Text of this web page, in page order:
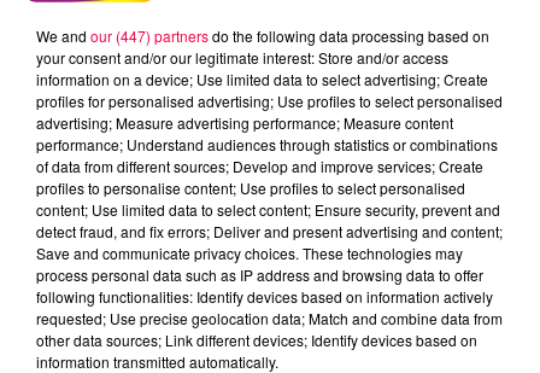
2025/03/TRAILTERROIR25FRANCEPARKINSON.mp3
We and our (447) partnersdo the following data processing based on
your consent and/or our legitimate interest: Store and/or access
information on a device; Use limited data to select advertising; Create
profiles for personalised advertising; Use profiles to select personalised
advertising; Measure advertising performance; Measure content
performance; Understand audiences through statistics or combinations
of data from different sources; Develop and improve services; Create
profiles to personalise content; Use profiles to select personalised
content; Use limited data to select content; Ensure security, prevent and
detect fraud, and fix errors; Deliver and present advertising and content;
Save and communicate privacy choices. These technologies may
process personal data such as IP address and browsing data to offer
following functionalities: Identify devices based on information actively
requested; Use precise geolocation data; Match and combine data from
other data sources; Link different devices; Identify devices based on
information transmitted automatically.